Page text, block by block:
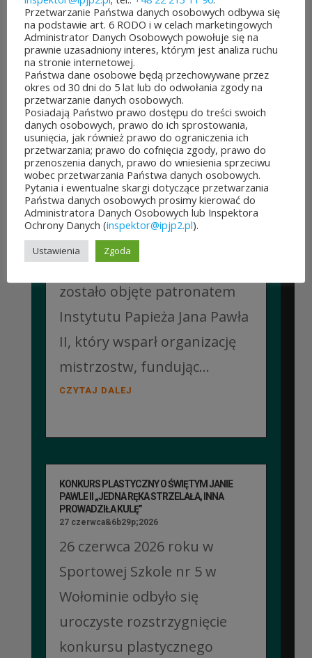
JUBILEUSZOWE XXV MISTRZOSTWA POLSKI
DUCHOWIEŃSTWA W SZACHACH
KLASYCZNYCH.
10 lipca&7b19p;2026
W dniach 6–10 lipca 2026 r. w
Collegium Marianum w
Pelplinie odbyły się
Jubileuszowe XXV
Mistrzostwa Polski
Duchowieństwa w Szachach
Klasycznych. Wydarzenie
zostało objęte patronatem
Instytutu Papieża Jana Pawła
II, który wsparł organizację
mistrzostw, fundując...
CZYTAJ DALEJ
KONKURS PLASTYCZNY O ŚWIĘTYM JANIE
PAWLE II „JEDNA RĘKA STRZELAŁA, INNA
PROWADZIŁA KULĘ”
27 czerwca&6b29p;2026
26 czerwca 2026 roku w
Sportowej Szkole nr 5 w
Wołominie odbyło się
uroczyste rozstrzygnięcie
konkursu plastycznego
Przetwarzanie Państwa danych osobowych odbywa się
na podstawie art. 6 RODO i w celach marketingowych
Administrator Danych Osobowych powołuje się na
prawnie uzasadniony interes, którym jest analiza ruchu
na stronie internetowej.
Państwa dane osobowe będą przechowywane przez
okres od 30 dni do 5 lat lub do odwołania zgody na
przetwarzanie danych osobowych.
Posiadają Państwo prawo dostępu do treści swoich
danych osobowych, prawo do ich sprostowania,
usunięcia, jak również prawo do ograniczenia ich
przetwarzania; prawo do cofnięcia zgody, prawo do
przenoszenia danych, prawo do wniesienia sprzeciwu
wobec przetwarzania Państwa danych osobowych.
Pytania i ewentualne skargi dotyczące przetwarzania
Państwa danych osobowych prosimy kierować do
Administratora Danych Osobowych lub Inspektora
Ochrony Danych (inspektor@ipjp2.pl).
Ustawienia Zgoda